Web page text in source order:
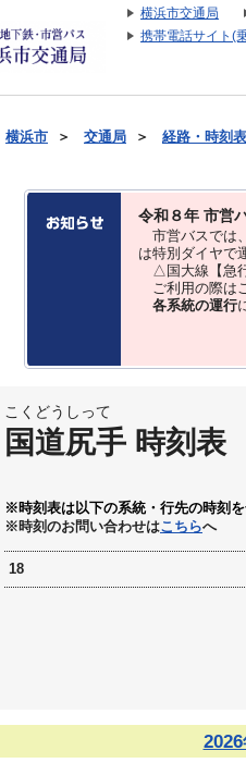
横浜市交通局
携帯電話サイト(
横浜市 ＞ 交通局 ＞ 経路・時刻表
令和８年 市営
市営バスでは
は特別ダイヤで
△国大線【急行
ご利用の際は
各系統の運行
こくどうしって
国道尻手 時刻表
※時刻表は以下の系統・行先の時刻
※時刻のお問い合わせはこちらへ
18